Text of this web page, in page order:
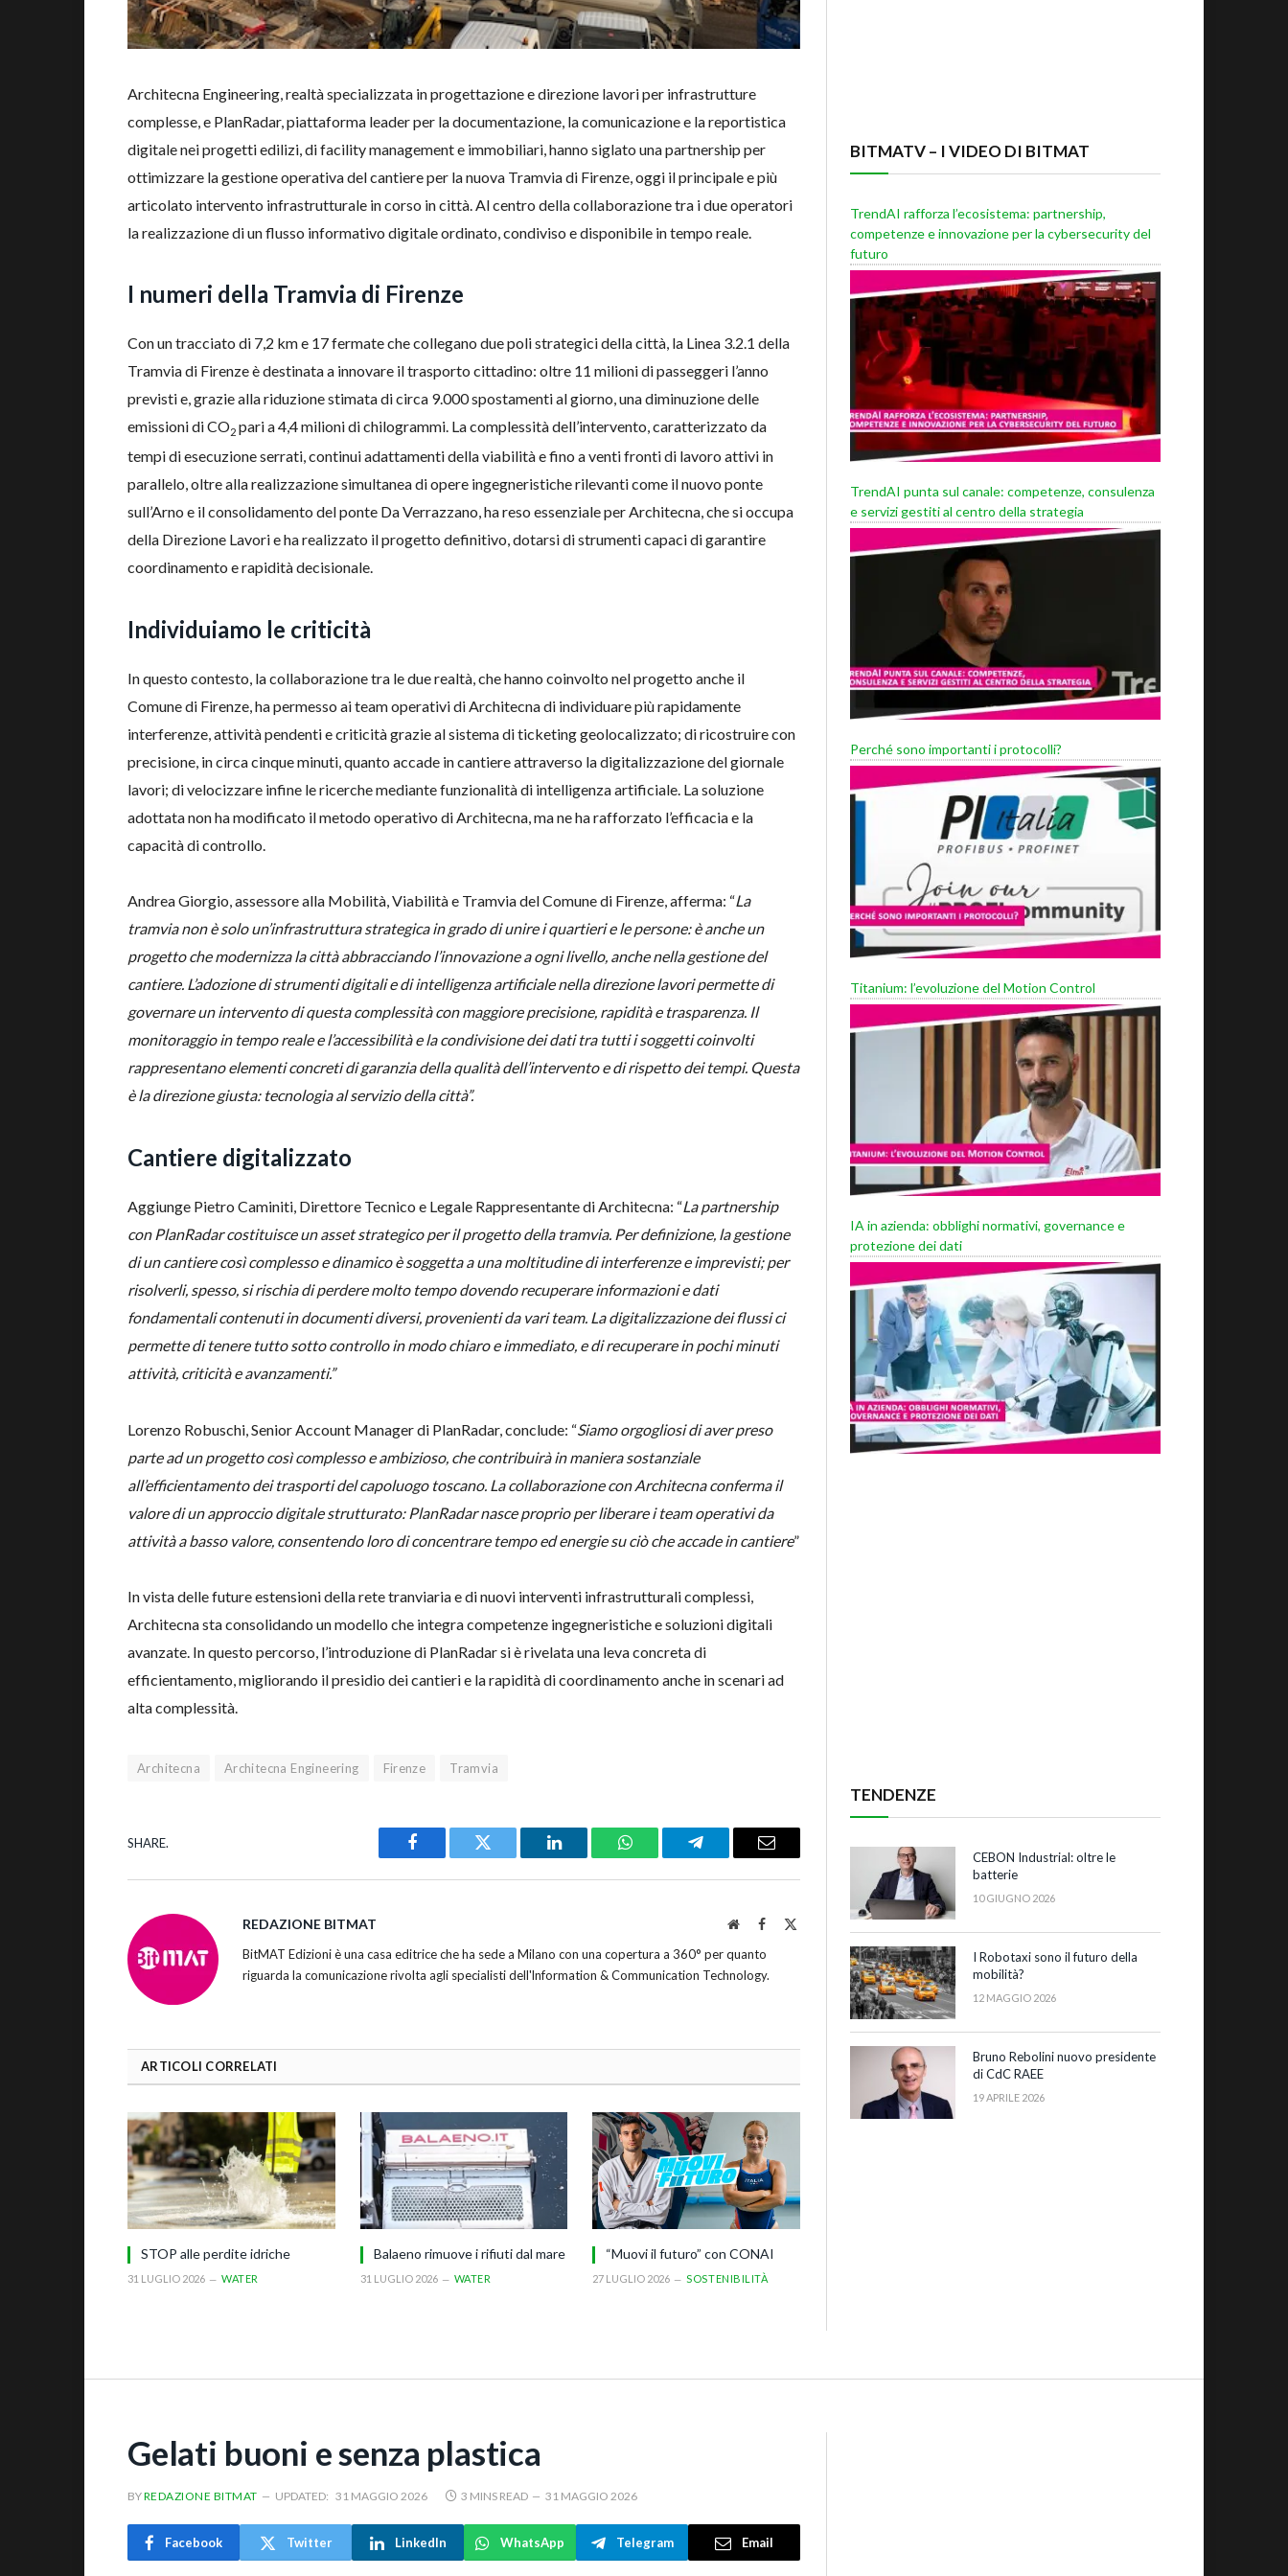
Architecna Engineering, realtà specializzata in progettazione e direzione lavori per infrastrutture
complesse, e PlanRadar, piattaforma leader per la documentazione, la comunicazione e la reportistica
digitale nei progetti edilizi, di facility management e immobiliari, hanno siglato una partnership per
ottimizzare la gestione operativa del cantiere per la nuova Tramvia di Firenze, oggi il principale e più
articolato intervento infrastrutturale in corso in città. Al centro della collaborazione tra i due operatori
la realizzazione di un flusso informativo digitale ordinato, condiviso e disponibile in tempo reale.
I numeri della Tramvia di Firenze
Con un tracciato di 7,2 km e 17 fermate che collegano due poli strategici della città, la Linea 3.2.1 della
Tramvia di Firenze è destinata a innovare il trasporto cittadino: oltre 11 milioni di passeggeri l’anno
previsti e, grazie alla riduzione stimata di circa 9.000 spostamenti al giorno, una diminuzione delle
emissioni di CO2 pari a 4,4 milioni di chilogrammi. La complessità dell’intervento, caratterizzato da
tempi di esecuzione serrati, continui adattamenti della viabilità e fino a venti fronti di lavoro attivi in
parallelo, oltre alla realizzazione simultanea di opere ingegneristiche rilevanti come il nuovo ponte
sull’Arno e il consolidamento del ponte Da Verrazzano, ha reso essenziale per Architecna, che si occupa
della Direzione Lavori e ha realizzato il progetto definitivo, dotarsi di strumenti capaci di garantire
coordinamento e rapidità decisionale.
Individuiamo le criticità
In questo contesto, la collaborazione tra le due realtà, che hanno coinvolto nel progetto anche il
Comune di Firenze, ha permesso ai team operativi di Architecna di individuare più rapidamente
interferenze, attività pendenti e criticità grazie al sistema di ticketing geolocalizzato; di ricostruire con
precisione, in circa cinque minuti, quanto accade in cantiere attraverso la digitalizzazione del giornale
lavori; di velocizzare infine le ricerche mediante funzionalità di intelligenza artificiale. La soluzione
adottata non ha modificato il metodo operativo di Architecna, ma ne ha rafforzato l’efficacia e la
capacità di controllo.
Andrea Giorgio, assessore alla Mobilità, Viabilità e Tramvia del Comune di Firenze, afferma: “La
tramvia non è solo un’infrastruttura strategica in grado di unire i quartieri e le persone: è anche un
progetto che modernizza la città abbracciando l’innovazione a ogni livello, anche nella gestione del
cantiere. L’adozione di strumenti digitali e di intelligenza artificiale nella direzione lavori permette di
governare un intervento di questa complessità con maggiore precisione, rapidità e trasparenza. Il
monitoraggio in tempo reale e l’accessibilità e la condivisione dei dati tra tutti i soggetti coinvolti
rappresentano elementi concreti di garanzia della qualità dell’intervento e di rispetto dei tempi. Questa
è la direzione giusta: tecnologia al servizio della città”.
Cantiere digitalizzato
Aggiunge Pietro Caminiti, Direttore Tecnico e Legale Rappresentante di Architecna: “La partnership
con PlanRadar costituisce un asset strategico per il progetto della tramvia. Per definizione, la gestione
di un cantiere così complesso e dinamico è soggetta a una moltitudine di interferenze e imprevisti; per
risolverli, spesso, si rischia di perdere molto tempo dovendo recuperare informazioni e dati
fondamentali contenuti in documenti diversi, provenienti da vari team. La digitalizzazione dei flussi ci
permette di tenere tutto sotto controllo in modo chiaro e immediato, e di recuperare in pochi minuti
attività, criticità e avanzamenti.”
Lorenzo Robuschi, Senior Account Manager di PlanRadar, conclude: “Siamo orgogliosi di aver preso
parte ad un progetto così complesso e ambizioso, che contribuirà in maniera sostanziale
all’efficientamento dei trasporti del capoluogo toscano. La collaborazione con Architecna conferma il
valore di un approccio digitale strutturato: PlanRadar nasce proprio per liberare i team operativi da
attività a basso valore, consentendo loro di concentrare tempo ed energie su ciò che accade in cantiere”
In vista delle future estensioni della rete tranviaria e di nuovi interventi infrastrutturali complessi,
Architecna sta consolidando un modello che integra competenze ingegneristiche e soluzioni digitali
avanzate. In questo percorso, l’introduzione di PlanRadar si è rivelata una leva concreta di
efficientamento, migliorando il presidio dei cantieri e la rapidità di coordinamento anche in scenari ad
alta complessità.
Architecna Architecna Engineering Firenze Tramvia
SHARE.
Facebook Twitter LinkedIn WhatsAppTelegram Email
REDAZIONE BITMAT WebsiteFacebook
BitMAT Edizioni è una casa editrice che ha sede a Milano con una copertura a 360° per quanto
riguarda la comunicazione rivolta agli specialisti dell'lnformation & Communication Technology.
ARTICOLI CORRELATI
STOP alle perdite idriche
31 LUGLIO 2026 WATER
Balaeno rimuove i rifiuti dal mare
31 LUGLIO 2026 WATER
“Muovi il futuro” con CONAI
27 LUGLIO 2026 SOSTENIBILITÀ
BITMATV – I VIDEO DI BITMAT
TrendAI rafforza l’ecosistema: partnership,
competenze e innovazione per la cybersecurity del
futuro
TrendAI punta sul canale: competenze, consulenza
e servizi gestiti al centro della strategia
Perché sono importanti i protocolli?
Titanium: l’evoluzione del Motion Control
IA in azienda: obblighi normativi, governance e
protezione dei dati
TENDENZE
CEBON Industrial: oltre le
batterie
10 GIUGNO 2026
I Robotaxi sono il futuro della
mobilità?
12 MAGGIO 2026
Bruno Rebolini nuovo presidente
di CdC RAEE
19 APRILE 2026
Gelati buoni e senza plastica
BYREDAZIONE BITMAT UPDATED: 31 MAGGIO 2026 3 MINS READ 31 MAGGIO 2026
Facebook Twitter LinkedIn WhatsApp Telegram Email